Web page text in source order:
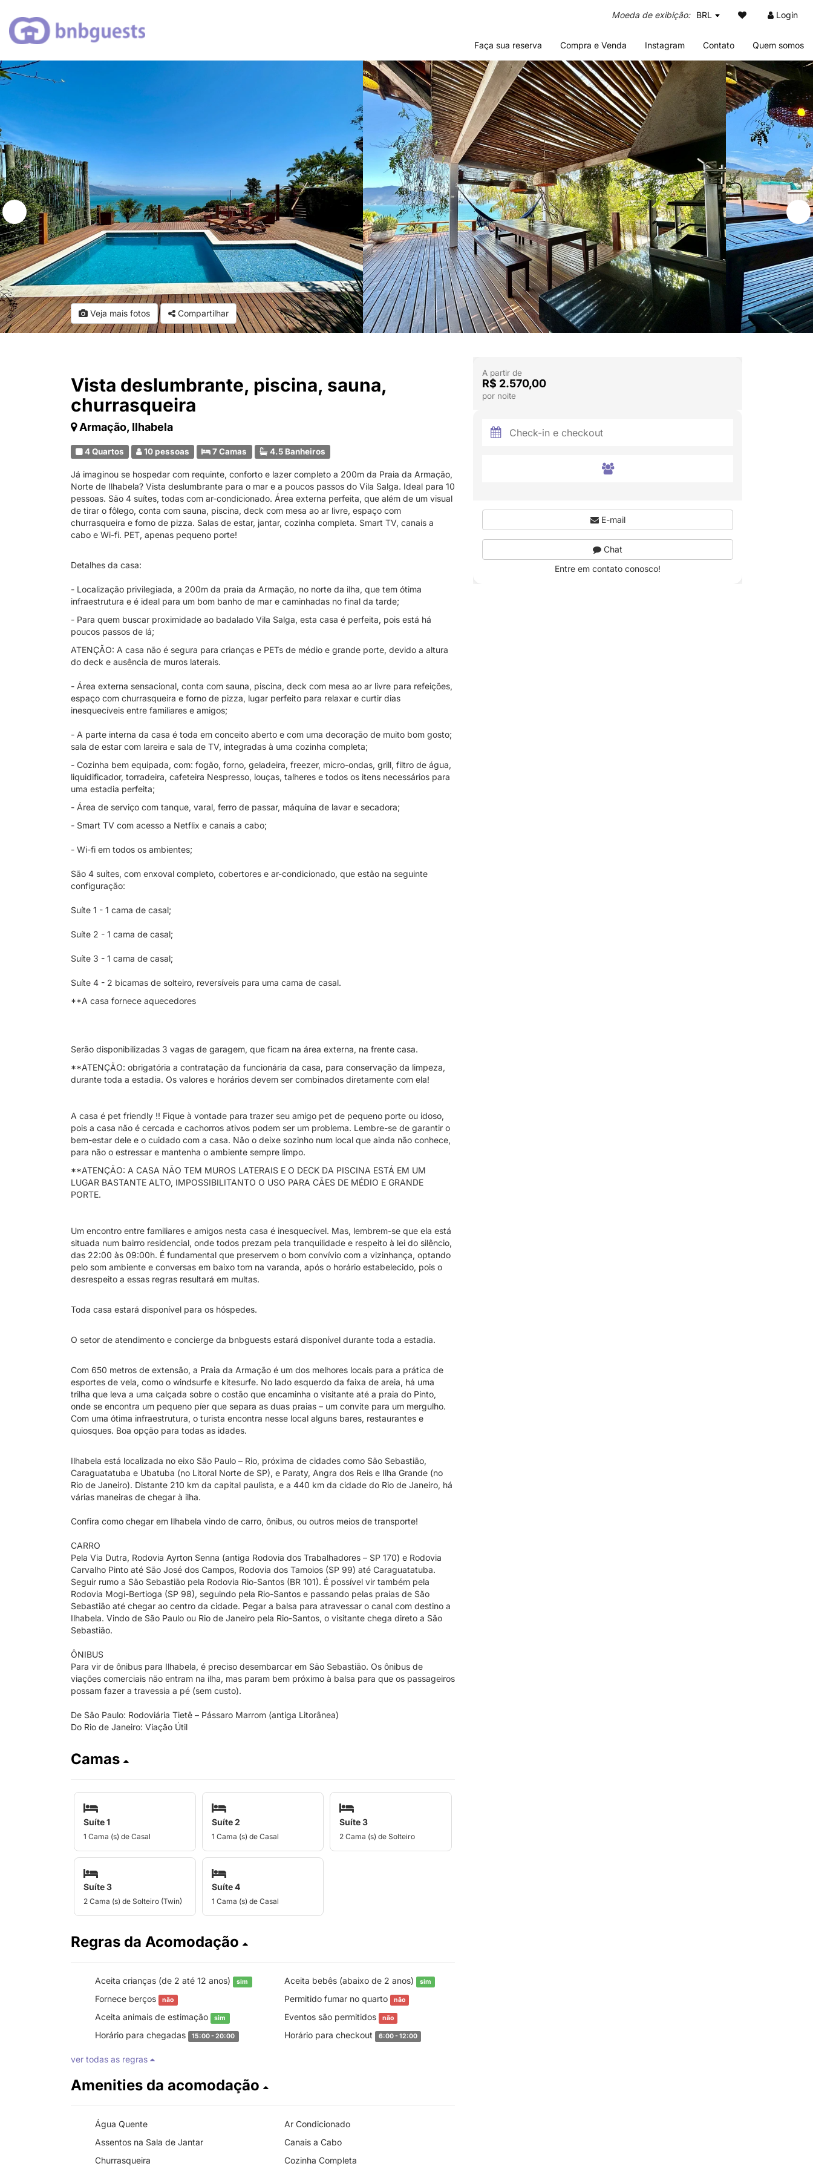
BRL Login
Faça sua reserva Compra e Venda Instagram Contato Quem somos
Veja mais fotos Compartilhar
Vista deslumbrante, piscina, sauna,
churrasqueira
Armação, Ilhabela
4 Quartos 10 pessoas 7 Camas 4.5 Banheiros
Já imaginou se hospedar com requinte, conforto e lazer completo a 200m da Praia da Armação,
Norte de Ilhabela? Vista deslumbrante para o mar e a poucos passos do Vila Salga. Ideal para 10
pessoas. São 4 suítes, todas com ar-condicionado. Área externa perfeita, que além de um visual
de tirar o fôlego, conta com sauna, piscina, deck com mesa ao ar livre, espaço com
churrasqueira e forno de pizza. Salas de estar, jantar, cozinha completa. Smart TV, canais a
cabo e Wi-fi. PET, apenas pequeno porte!
Detalhes da casa:
- Localização privilegiada, a 200m da praia da Armação, no norte da ilha, que tem ótima
infraestrutura e é ideal para um bom banho de mar e caminhadas no final da tarde;
- Para quem buscar proximidade ao badalado Vila Salga, esta casa é perfeita, pois está há
poucos passos de lá;
ATENÇÃO: A casa não é segura para crianças e PETs de médio e grande porte, devido a altura
do deck e ausência de muros laterais.
- Área externa sensacional, conta com sauna, piscina, deck com mesa ao ar livre para refeições,
espaço com churrasqueira e forno de pizza, lugar perfeito para relaxar e curtir dias
inesquecíveis entre familiares e amigos;
- A parte interna da casa é toda em conceito aberto e com uma decoração de muito bom gosto;
sala de estar com lareira e sala de TV, integradas à uma cozinha completa;
- Cozinha bem equipada, com: fogão, forno, geladeira, freezer, micro-ondas, grill, filtro de água,
liquidificador, torradeira, cafeteira Nespresso, louças, talheres e todos os itens necessários para
uma estadia perfeita;
- Área de serviço com tanque, varal, ferro de passar, máquina de lavar e secadora;
- Smart TV com acesso a Netflix e canais a cabo;
- Wi-fi em todos os ambientes;
São 4 suítes, com enxoval completo, cobertores e ar-condicionado, que estão na seguinte
configuração:
Suíte 1 - 1 cama de casal;
Suíte 2 - 1 cama de casal;
Suíte 3 - 1 cama de casal;
Suíte 4 - 2 bicamas de solteiro, reversíveis para uma cama de casal.
**A casa fornece aquecedores
Serão disponibilizadas 3 vagas de garagem, que ficam na área externa, na frente casa.
**ATENÇÃO: obrigatória a contratação da funcionária da casa, para conservação da limpeza,
durante toda a estadia. Os valores e horários devem ser combinados diretamente com ela!
A casa é pet friendly !! Fique à vontade para trazer seu amigo pet de pequeno porte ou idoso,
pois a casa não é cercada e cachorros ativos podem ser um problema. Lembre-se de garantir o
bem-estar dele e o cuidado com a casa. Não o deixe sozinho num local que ainda não conhece,
para não o estressar e mantenha o ambiente sempre limpo.
**ATENÇÃO: A CASA NÃO TEM MUROS LATERAIS E O DECK DA PISCINA ESTÁ EM UM
LUGAR BASTANTE ALTO, IMPOSSIBILITANTO O USO PARA CÃES DE MÉDIO E GRANDE
PORTE.
Um encontro entre familiares e amigos nesta casa é inesquecível. Mas, lembrem-se que ela está
situada num bairro residencial, onde todos prezam pela tranquilidade e respeito à lei do silêncio,
das 22:00 às 09:00h. É fundamental que preservem o bom convívio com a vizinhança, optando
pelo som ambiente e conversas em baixo tom na varanda, após o horário estabelecido, pois o
desrespeito a essas regras resultará em multas.
Toda casa estará disponível para os hóspedes.
O setor de atendimento e concierge da bnbguests estará disponível durante toda a estadia.
Com 650 metros de extensão, a Praia da Armação é um dos melhores locais para a prática de
esportes de vela, como o windsurfe e kitesurfe. No lado esquerdo da faixa de areia, há uma
trilha que leva a uma calçada sobre o costão que encaminha o visitante até a praia do Pinto,
onde se encontra um pequeno píer que separa as duas praias – um convite para um mergulho.
Com uma ótima infraestrutura, o turista encontra nesse local alguns bares, restaurantes e
quiosques. Boa opção para todas as idades.
Ilhabela está localizada no eixo São Paulo – Rio, próxima de cidades como São Sebastião,
Caraguatatuba e Ubatuba (no Litoral Norte de SP), e Paraty, Angra dos Reis e Ilha Grande (no
Rio de Janeiro). Distante 210 km da capital paulista, e a 440 km da cidade do Rio de Janeiro, há
várias maneiras de chegar à ilha.
Confira como chegar em Ilhabela vindo de carro, ônibus, ou outros meios de transporte!
CARRO
Pela Via Dutra, Rodovia Ayrton Senna (antiga Rodovia dos Trabalhadores – SP 170) e Rodovia
Carvalho Pinto até São José dos Campos, Rodovia dos Tamoios (SP 99) até Caraguatatuba.
Seguir rumo a São Sebastião pela Rodovia Rio-Santos (BR 101). É possível vir também pela
Rodovia Mogi-Bertioga (SP 98), seguindo pela Rio-Santos e passando pelas praias de São
Sebastião até chegar ao centro da cidade. Pegar a balsa para atravessar o canal com destino a
Ilhabela. Vindo de São Paulo ou Rio de Janeiro pela Rio-Santos, o visitante chega direto a São
Sebastião.
ÔNIBUS
Para vir de ônibus para Ilhabela, é preciso desembarcar em São Sebastião. Os ônibus de
viações comerciais não entram na ilha, mas param bem próximo à balsa para que os passageiros
possam fazer a travessia a pé (sem custo).
De São Paulo: Rodoviária Tietê – Pássaro Marrom (antiga Litorânea)
Do Rio de Janeiro: Viação Útil
Camas
Suíte 1
1 Cama (s) de Casal
Suíte 2
1 Cama (s) de Casal
Suíte 3
2 Cama (s) de Solteiro
Suíte 3
2 Cama (s) de Solteiro (Twin)
Suíte 4
1 Cama (s) de Casal
Regras da Acomodação
Aceita crianças (de 2 até 12 anos) sim Aceita bebês (abaixo de 2 anos) sim
Fornece berços não Permitido fumar no quarto não
Aceita animais de estimação sim Eventos são permitidos não
Horário para chegadas 15:00 - 20:00 Horário para checkout 6:00 - 12:00
ver todas as regras
Amenities da acomodação
Água Quente
Ar Condicionado
Assentos na Sala de Jantar
Canais a Cabo
Churrasqueira
Cozinha Completa
A partir de
R$ 2.570,00
por noite
E-mail
Chat
Entre em contato conosco!